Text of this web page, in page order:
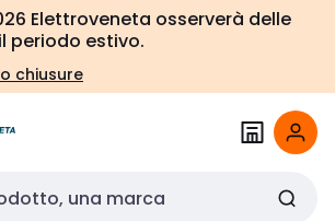
Elettroveneta osserverà delle
periodo estivo.
chiusure